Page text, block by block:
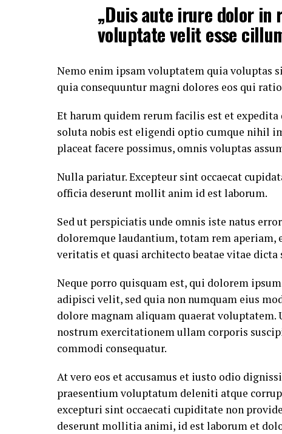
„Duis aute irure dolor in
voluptate velit esse
Nemo enim ipsam voluptatem quia voluptas
quia consequuntur magni dolores eos qui
Et harum quidem rerum facilis est et
soluta nobis est eligendi optio cumque nihil
placeat facere possimus, omnis voluptas
Nulla pariatur. Excepteur sint occaecat
officia deserunt mollit anim id est laborum.
Sed ut perspiciatis unde omnis iste natus
doloremque laudantium, totam rem aperiam,
veritatis et quasi architecto beatae vitae dicta
Neque porro quisquam est, qui dolorem
adipisci velit, sed quia non numquam eius
dolore magnam aliquam quaerat
nostrum exercitationem ullam corporis
commodi consequatur.
At vero eos et accusamus et iusto odio
praesentium voluptatum deleniti atque
excepturi sint occaecati cupiditate non
deserunt mollitia animi, id est laborum et